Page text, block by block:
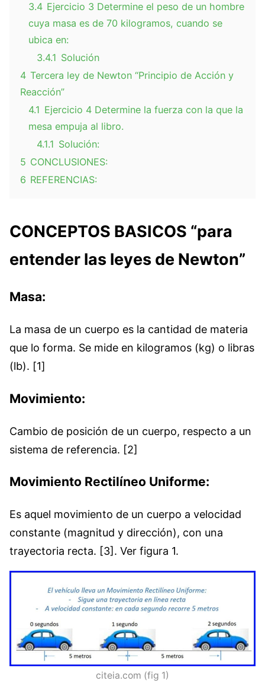
3.4 Ejercicio 3 Determine el peso de un hombre
cuya masa es de 70 kilogramos, cuando se
ubica en:
3.4.1 Solución
4 Tercera ley de Newton “Principio de Acción y
Reacción”
4.1 Ejercicio 4 Determine la fuerza con la que la
mesa empuja al libro.
4.1.1 Solución:
5 CONCLUSIONES:
6 REFERENCIAS:
CONCEPTOS BASICOS “para
entender las leyes de Newton”
Masa:
La masa de un cuerpo es la cantidad de materia
que lo forma. Se mide en kilogramos (kg) o libras
(lb). [1]
Movimiento:
Cambio de posición de un cuerpo, respecto a un
sistema de referencia. [2]
Movimiento Rectilíneo Uniforme:
Es aquel movimiento de un cuerpo a velocidad
constante (magnitud y dirección), con una
trayectoria recta. [3]. Ver figura 1.
citeia.com (fig 1)